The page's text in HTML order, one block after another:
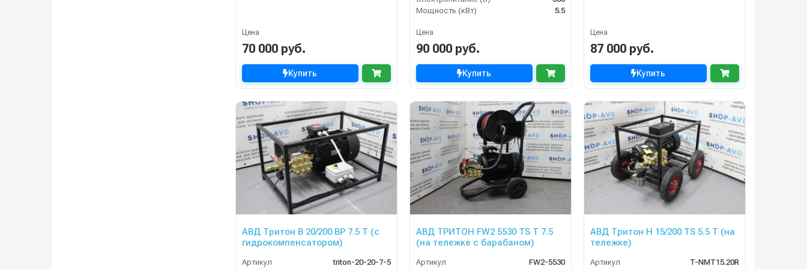
Цена
70 000 руб.
Купить
Мощность (кВт)
5.5
Цена
90 000 руб.
Купить
Цена
87 000 руб.
Купить
АВД Тритон B 20/200 BP 7.5 T (с
гидрокомпенсатором)
Артикул
triton-20-20-7-5
АВД ТРИТОН FW2 5530 TS T 7.5
(на тележке с барабаном)
Артикул
FW2-5530
АВД Тритон H 15/200 TS 5.5 T (на
тележке)
Артикул
T-NMT15.20R